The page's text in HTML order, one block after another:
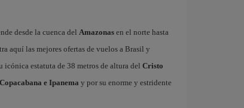
desde la cuenca del Amazonasen el norte hasta
aquí las mejores ofertas de vuelos a Brasil y
icónica estatuta de 38 metros de altura del Cristo
Copacabana e Ipanema y por su enorme y estridente